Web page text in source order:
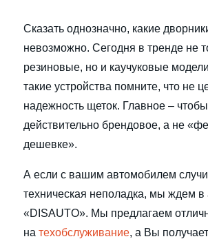
Сказать однозначно, какие
невозможно. Сегодня в тренде не
резиновые, но и каучуковые
такие устройства помните, что не
надежность щеток. Главное –
действительно брендовое, а не
дешевке».
А если с вашим автомобилем
техническая неполадка, мы ждем в
«DISAUTO». Мы предлагаем
на техобслуживание, а Вы